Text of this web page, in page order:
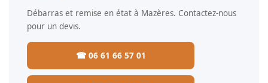
Débarras et remise en état à Mazères. Contactez-nous
pour un devis.
☎ 06 61 66 57 01